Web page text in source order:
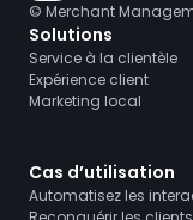
© Merchant
Solutions
Service à la clientèle
Expérience client
Marketing local
Cas d’utilisation
Automatisez les